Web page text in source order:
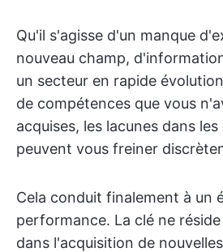
Qu'il s'agisse d'un manque
nouveau champ,
un secteur en rapide
de compétences que vous
acquises, les lacunes dans
peuvent vous freiner
Cela conduit finalement à un
performance. La clé ne
dans l'acquisition de